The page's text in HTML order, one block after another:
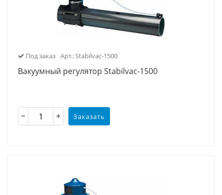
Под заказ Арт.: Stabilvac-1500
Вакуумный регулятор Stabilvac-1500
Заказать